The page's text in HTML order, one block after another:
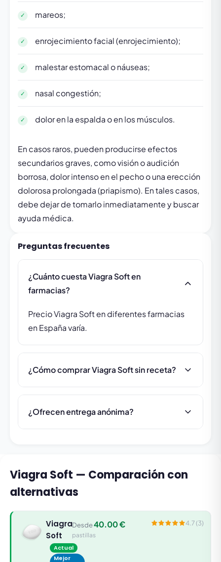
mareos;
enrojecimiento facial (enrojecimiento);
malestar estomacal o náuseas;
nasal congestión;
dolor en la espalda o en los músculos.
En casos raros, pueden producirse efectos
secundarios graves, como visión o audición
borrosa, dolor intenso en el pecho o una erección
dolorosa prolongada (priapismo). En tales casos,
debe dejar de tomarlo inmediatamente y buscar
ayuda médica.
Preguntas frecuentes
¿Cuánto cuesta Viagra Soft en
farmacias?
Precio Viagra Soft en diferentes farmacias
en España varía.
¿Cómo comprar Viagra Soft sin receta?
¿Ofrecen entrega anónima?
Viagra Soft — Comparación con
alternativas
Viagra
Soft
Actual
Mejor
Desde40.00 €
pastillas
4.7 (3)